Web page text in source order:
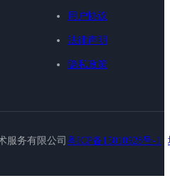
用户协议
法律声明
隐私政策
服务有限公司 粤ICP备15010928号-1